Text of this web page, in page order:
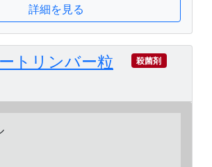
詳細を見る
トリンバー粒
殺菌剤